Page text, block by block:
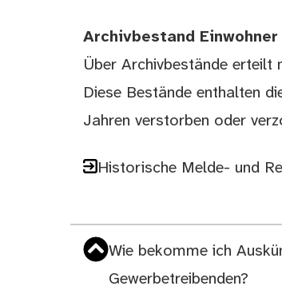
Archivbestand Einwohner
Über Archivbestände erteilt
Diese Bestände enthalten
Jahren verstorben oder
Historische Melde- und
Wie bekomme ich
Gewerbetreibenden?